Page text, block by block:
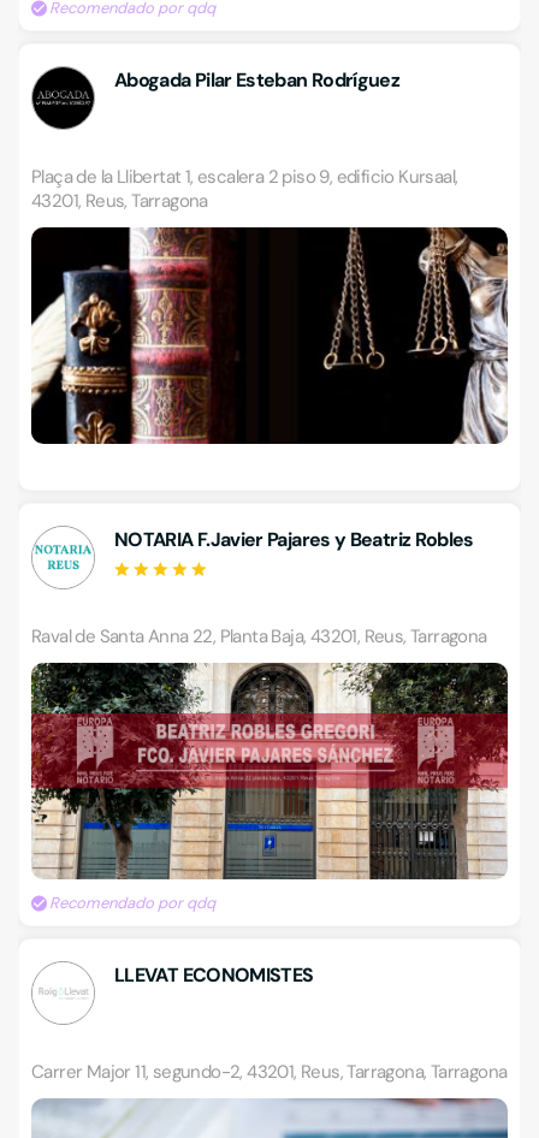
Recomendado por qdq
Abogada Pilar Esteban Rodríguez
Plaça de la Llibertat 1, escalera 2 piso 9, edificio Kursaal,
43201, Reus, Tarragona
NOTARIA F.Javier Pajares y Beatriz Robles
Raval de Santa Anna 22, Planta Baja, 43201, Reus, Tarragona
Recomendado por qdq
LLEVAT ECONOMISTES
Carrer Major 11, segundo-2, 43201, Reus, Tarragona, Tarragona